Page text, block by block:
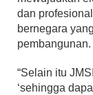
dan
bernegara
pembangunan.
“Selain itu
‘sehingga